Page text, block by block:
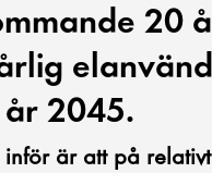
20
2045.
inför är att på